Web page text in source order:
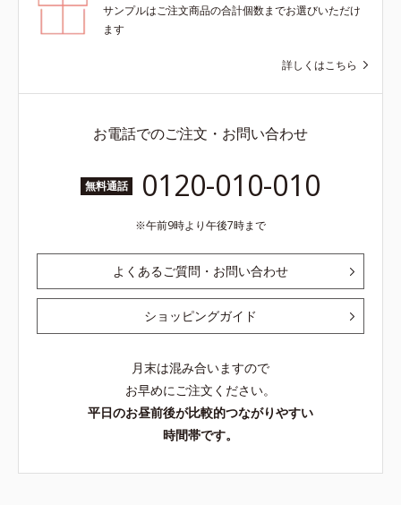
サンプルはご注文商品の合計個数までお選びいただけ
ます
詳しくはこちら
お電話でのご注文・お問い合わせ
無料通話 0120-010-010
午前9時より午後7時まで
よくあるご質問・お問い合わせ
ショッピングガイド
月末は混み合いますので
お早めにご注文ください。
平日のお昼前後が比較的つながりやすい
時間帯です。